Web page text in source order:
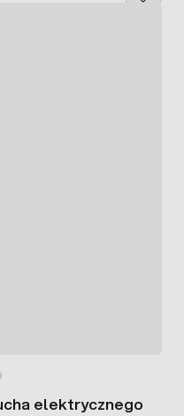
elektrycznego